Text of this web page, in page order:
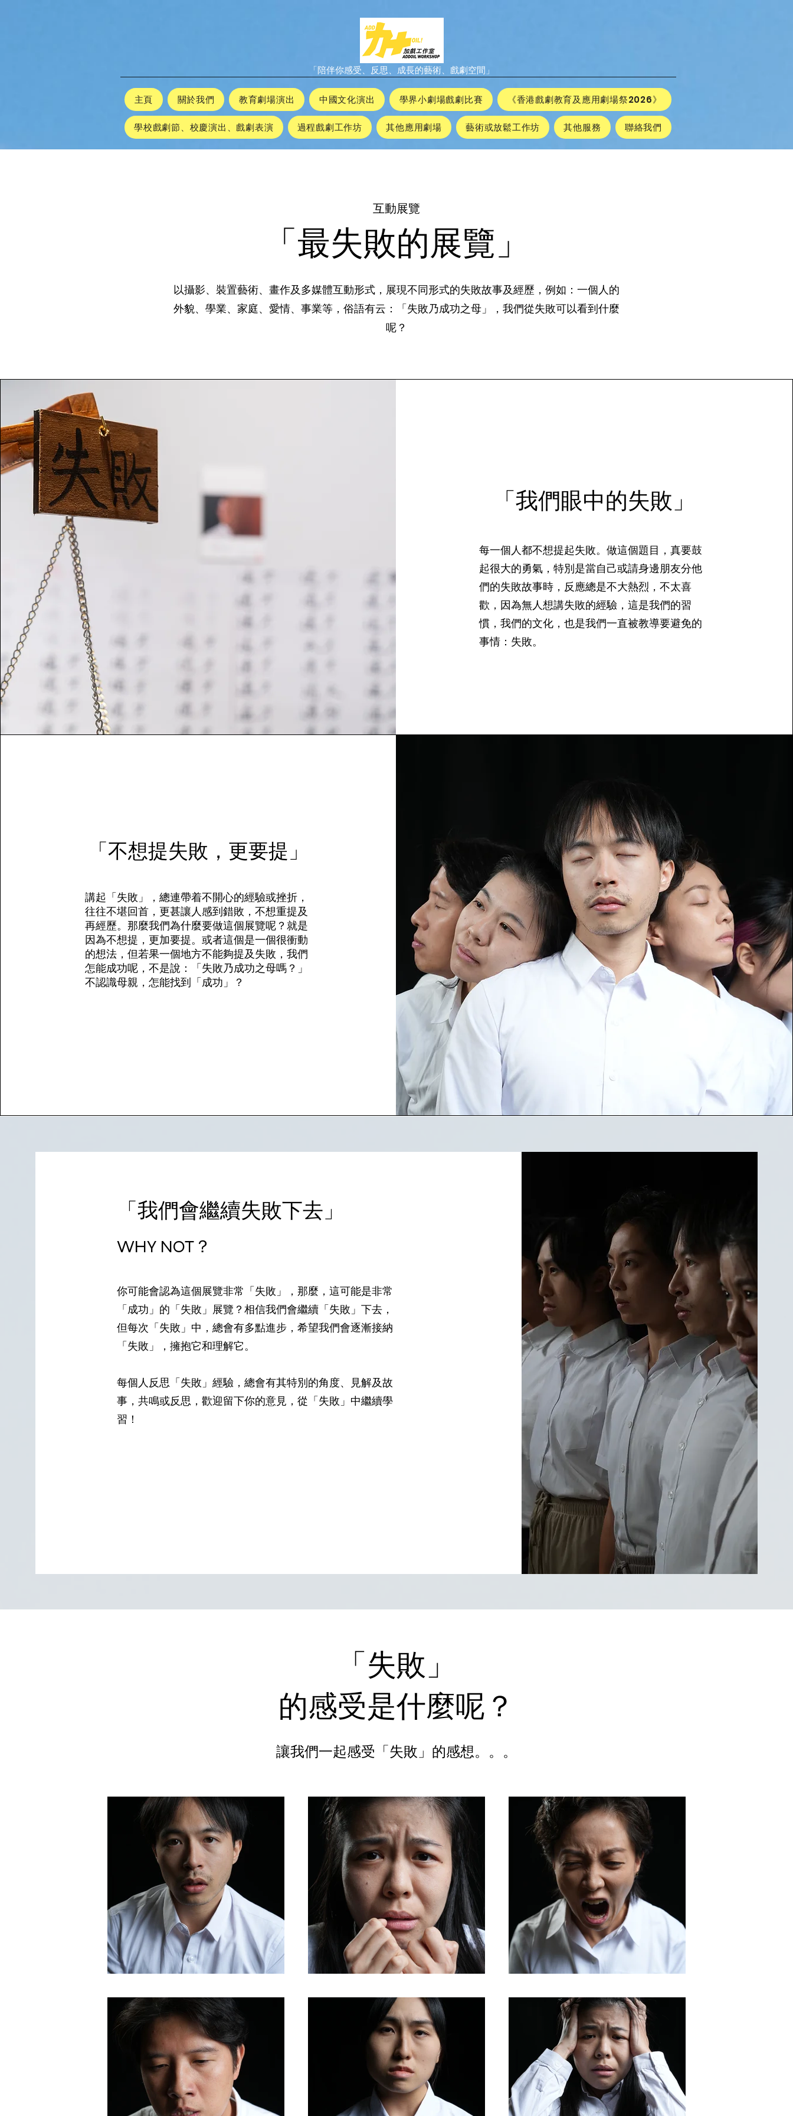
「陪伴你感受、反思、成長的藝術、戲劇空間」
主頁 關於我們 教育劇場演出 中國文化演出 學界小劇場戲劇比賽 《香港戲劇教育及應用劇場祭2026》
學校戲劇節、校慶演出、戲劇表演 過程戲劇工作坊 其他應用劇場 藝​術或放鬆工作坊 其他服務 聯絡我們
​互動展覽
「最失敗的展覽」
以攝影、裝置藝術、畫作及多媒體互動形式，展現不同形式的失敗故事及經歷，例如：一個人的
外貌、學業、家庭、愛情、事業等，俗語有云：「失敗乃成功之母」，我們從失敗可以看到什麼
呢？
「我們眼中的失敗​」
每一個人都不想提起失敗。做這個題目，真要鼓
起很大的勇氣，特別是當自己或請身邊朋友分他
們的失敗故事時，反應總是不大熱烈，不太喜
歡，因為無人想講失敗的經驗，這是我們的習
慣，我們的文化，也是我們一直被教導要避免的
事情：失敗。
「不想提失敗，更要提」
講起「失敗」，總連帶着不開心的經驗或挫折，
往往不堪回首，更甚讓人感到錯敗，不想重提及
再經歷。那麼我們為什麼要做這個展覽呢？就是
因為不想提，更加要提。或者這個是一個很衝動
的想法，但若果一個地方不能夠提及失敗，我們
怎能成功呢，不是說：「失敗乃成功之母嗎？」
不認識母親，怎能找到「成功」？
「我們會繼續失敗下去」
WHY NOT？
你可能會認為這個展覽非常「失敗」，那麼，這可能是非常
「成功」的「失敗」展覽？相信我們會繼續「失敗」下去，
但每次「失敗」中，總會有多點進步，希望我們會逐漸接納
「失敗」，擁抱它和理解它。
每個人反思「失敗」經驗，總會有其特別的角度、見解及故
事，共鳴或反思，歡迎留下你的意見，從「失敗」中繼續學
習！
「失敗」
的感受是什麼呢？
讓​我們一起感受 「失敗」​的感想。。。